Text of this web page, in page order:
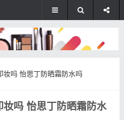
妆吗 怡思丁防晒霜防水吗
吗 怡思丁防晒霜防水